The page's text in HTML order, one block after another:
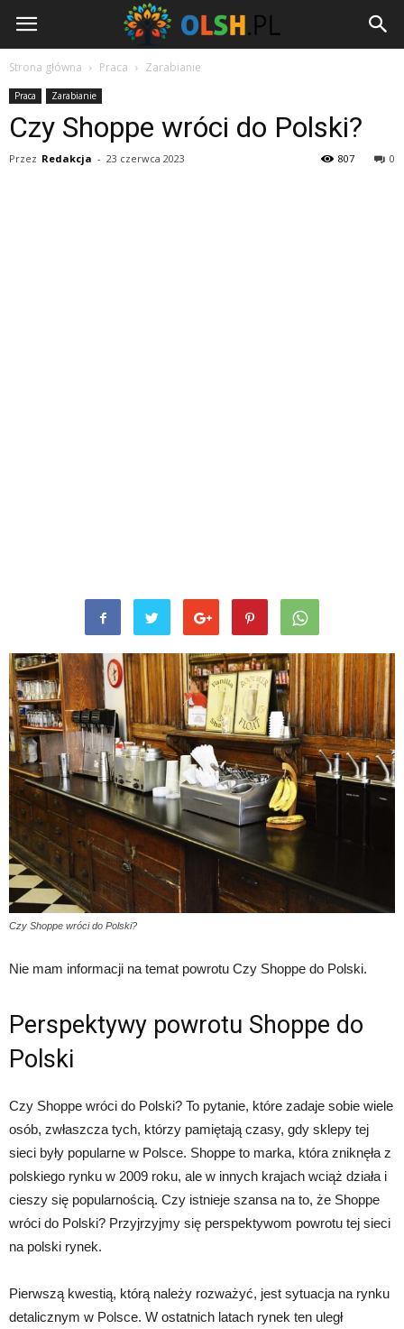
Olsh.pl
Strona główna Praca Zarabianie
Praca Zarabianie
Czy Shoppe wróci do Polski?
Przez Redakcja - 23 czerwca 2023 0
807
Czy Shoppe wróci do Polski?
Nie mam informacji na temat powrotu Czy Shoppe do Polski.
Perspektywy powrotu Shoppe do
Polski
Czy Shoppe wróci do Polski? To pytanie, które zadaje sobie wiele
osób, zwłaszcza tych, którzy pamiętają czasy, gdy sklepy tej
sieci były popularne w Polsce. Shoppe to marka, która zniknęła z
polskiego rynku w 2009 roku, ale w innych krajach wciąż działa i
cieszy się popularnością. Czy istnieje szansa na to, że Shoppe
wróci do Polski? Przyjrzyjmy się perspektywom powrotu tej sieci
na polski rynek.
Pierwszą kwestią, którą należy rozważyć, jest sytuacja na rynku
detalicznym w Polsce. W ostatnich latach rynek ten uległ